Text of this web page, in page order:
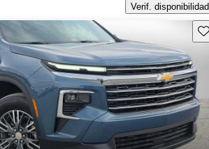
Verif. disponibilidad